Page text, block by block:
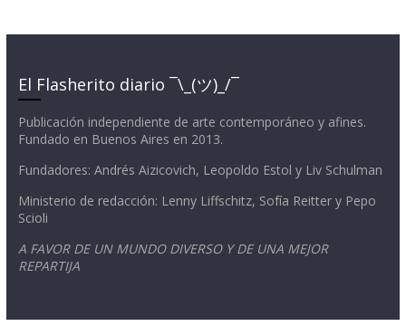
El Flasherito diario ¯\_(ツ)_/¯
Publicación independiente de arte contemporáneo y afines.
Fundado en Buenos Aires en 2013.
Fundadores: Andrés Aizicovich, Leopoldo Estol y Liv Schulman
Ministerio de redacción: Lenny Liffschitz, Sofía Reitter y Pepo
Scioli
A FAVOR DE UN MUNDO DIVERSO Y DE UNA MEJOR
REPARTIJA